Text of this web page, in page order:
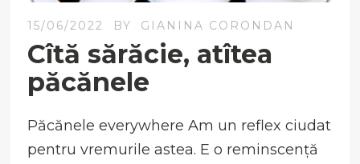
15/06/2022 BY GIANINA CORONDAN
Cîtă sărăcie, atîtea
păcănele
Păcănele everywhere Am un reflex ciudat
pentru vremurile astea. E o reminscență